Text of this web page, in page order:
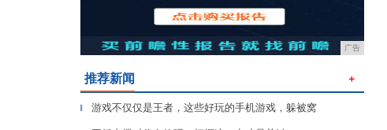
广告
推荐新闻 ＋
▎ 游戏不仅仅是王者，这些好玩的手机游戏，躲被窝